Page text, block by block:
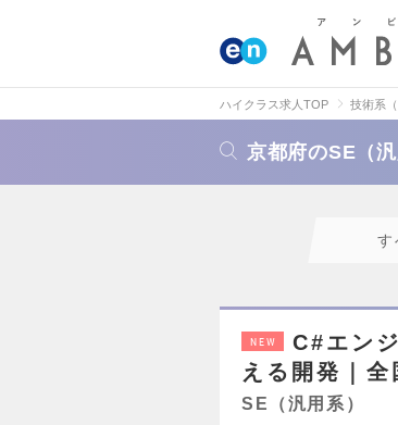
ハイクラス求人TOP 技術系
京都府のSE（
す
NEW
C#エン
える開発｜全
SE（汎用系）